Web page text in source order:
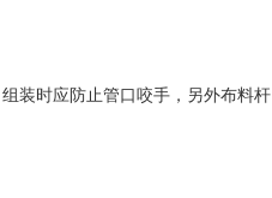
装时应防止管口咬手，另外布料杆